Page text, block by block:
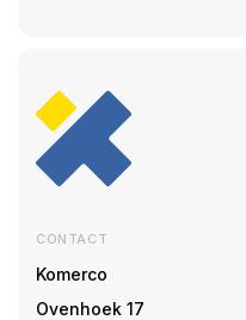
CONTACT
Komerco
Ovenhoek 17